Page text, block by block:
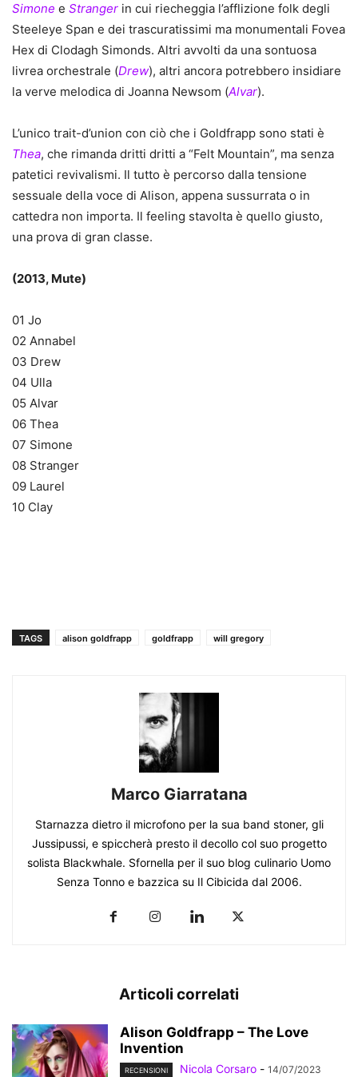
Simone e Stranger in cui riecheggia l’afflizione folk degli
Steeleye Span e dei trascuratissimi ma monumentali Fovea
Hex di Clodagh Simonds. Altri avvolti da una sontuosa
livrea orchestrale (Drew), altri ancora potrebbero insidiare
la verve melodica di Joanna Newsom (Alvar).
L’unico trait-d’union con ciò che i Goldfrapp sono stati è
Thea, che rimanda dritti dritti a “Felt Mountain”, ma senza
patetici revivalismi. Il tutto è percorso dalla tensione
sessuale della voce di Alison, appena sussurrata o in
cattedra non importa. Il feeling stavolta è quello giusto,
una prova di gran classe.
(2013, Mute)
01 Jo
02 Annabel
03 Drew
04 Ulla
05 Alvar
06 Thea
07 Simone
08 Stranger
09 Laurel
10 Clay
TAGS alison goldfrapp goldfrapp will gregory
Marco Giarratana
Starnazza dietro il microfono per la sua band stoner, gli
Jussipussi, e spiccherà presto il decollo col suo progetto
solista Blackwhale. Sfornella per il suo blog culinario Uomo
Senza Tonno e bazzica su Il Cibicida dal 2006.
Articoli correlati
Alison Goldfrapp – The Love
Invention
RECENSIONI Nicola Corsaro - 14/07/2023